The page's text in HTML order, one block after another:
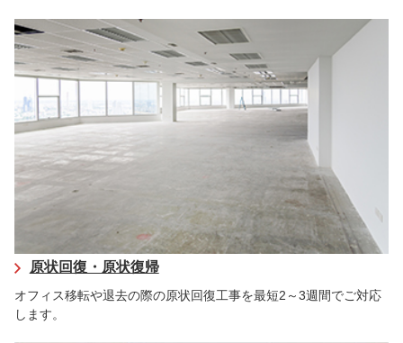
原状回復・原状復帰
オフィス移転や退去の際の原状回復工事を最短2～3週間でご対応
します。